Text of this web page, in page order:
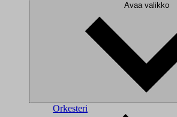
Avaa valikko
Orkesteri